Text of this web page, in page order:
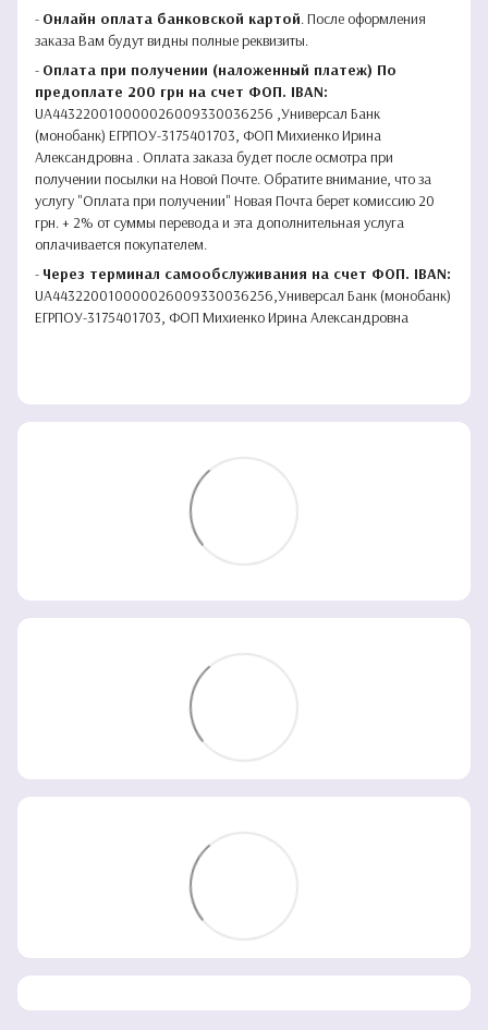
- Онлайн оплата банковской картой. После оформления
заказа Вам будут видны полные реквизиты.
- Оплата при получении (наложенный платеж) По
предоплате 200 грн на счет ФОП. IBAN:
UA443220010000026009330036256 ,Универсал Банк
(монобанк) ЕГРПОУ-3175401703, ФОП Михиенко Ирина
Александровна . Оплата заказа будет после осмотра при
получении посылки на Новой Почте. Обратите внимание, что за
услугу "Оплата при получении" Новая Почта берет комиссию 20
грн. + 2% от суммы перевода и эта дополнительная услуга
оплачивается покупателем.
- Через терминал самообслуживания на счет ФОП. IBAN:
UA443220010000026009330036256,Универсал Банк (монобанк)
ЕГРПОУ-3175401703, ФОП Михиенко Ирина Александровна